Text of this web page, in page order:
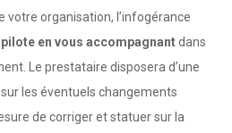
votre organisation, l’infogérance
en vous accompagnantdans
Le prestataire disposera d’une
les éventuels changements
de corriger et statuer sur la